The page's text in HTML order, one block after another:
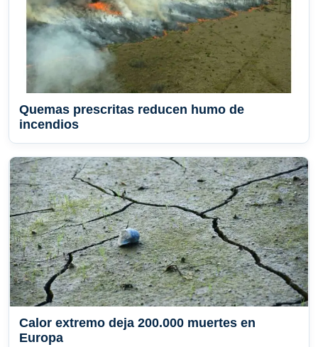
Quemas prescritas reducen humo de
incendios
Calor extremo deja 200.000 muertes en
Europa